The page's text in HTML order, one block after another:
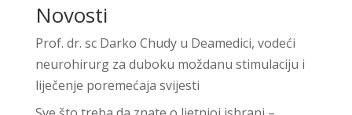
Novosti
Prof. dr. sc Darko Chudy u Deamedici, vodeći
neurohirurg za duboku moždanu stimulaciju i
liječenje poremećaja svijesti